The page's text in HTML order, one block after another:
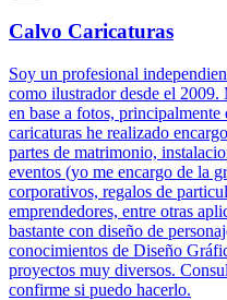
Calvo Caricaturas
Soy un profesional
como ilustrador desde el 2009.
en base a fotos, principalmente
caricaturas he realizado
partes de matrimonio,
eventos (yo me encargo de la
corporativos, regalos de
emprendedores, entre otras
bastante con diseño de
conocimientos de Diseño
proyectos muy diversos.
confirme si puedo hacerlo.